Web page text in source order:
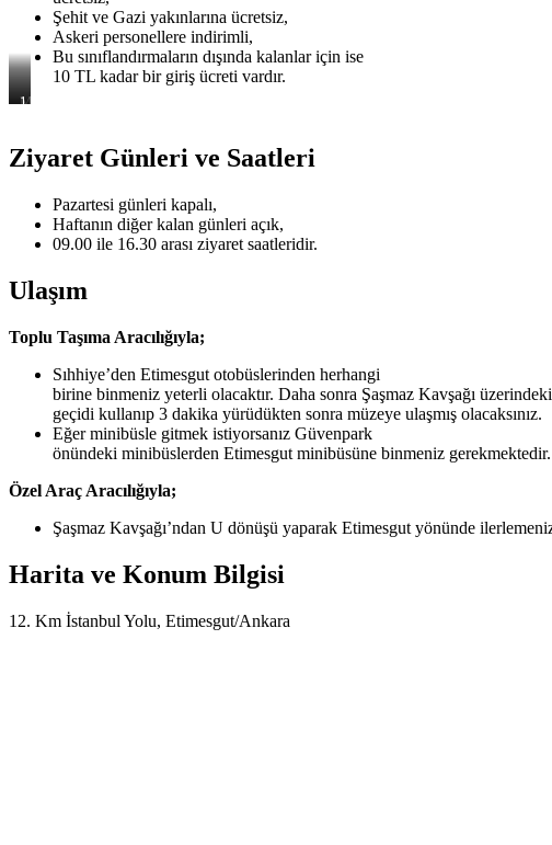
Şehit ve Gazi yakınlarına ücretsiz,
Askeri personellere indirimli,
Bu sınıflandırmaların dışında kalanlar için ise
10 TL kadar bir giriş ücreti vardır.
Makineli
Eski
Tüfekler
1.
Döneminde
Sivil
Askeri
Olarak
Kullanılmış
Uçaklar
Ziyaret Günleri ve Saatleri
Pazartesi günleri kapalı,
Haftanın diğer kalan günleri açık,
09.00 ile 16.30 arası ziyaret saatleridir.
Ulaşım
Toplu Taşıma Aracılığıyla;
Sıhhiye’den Etimesgut otobüslerinden herhangi
birine binmeniz yeterli olacaktır. Daha sonra Şaşmaz Kavşağı
geçidi kullanıp 3 dakika yürüdükten sonra müzeye ulaşmış olacaksınız.
Eğer minibüsle gitmek istiyorsanız Güvenpark
önündeki minibüslerden Etimesgut minibüsüne binmeniz gerekmektedir.
Özel Araç Aracılığıyla;
Şaşmaz Kavşağı’ndan U dönüşü yaparak Etimesgut yönünde
Harita ve Konum Bilgisi
12. Km İstanbul Yolu, Etimesgut/Ankara